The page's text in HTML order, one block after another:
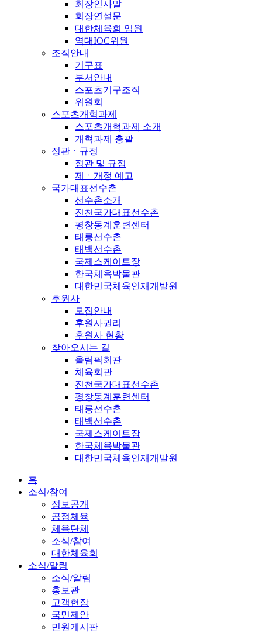
회장인사말
회장연설문
대한체육회 임원
역대IOC위원
조직안내
기구표
부서안내
스포츠기구조직
위원회
스포츠개혁과제
스포츠개혁과제 소개
개혁과제 총괄
정관ㆍ규정
정관 및 규정
제ㆍ개정 예고
국가대표선수촌
선수촌소개
진천국가대표선수촌
평창동계훈련센터
태릉선수촌
태백선수촌
국제스케이트장
한국체육박물관
대한민국체육인재개발원
후원사
모집안내
후원사권리
후원사 현황
찾아오시는 길
올림픽회관
체육회관
진천국가대표선수촌
평창동계훈련센터
태릉선수촌
태백선수촌
국제스케이트장
한국체육박물관
대한민국체육인재개발원
홈
소식/참여
정보공개
공정체육
체육단체
소식/참여
대한체육회
소식/알림
소식/알림
홍보관
고객헌장
국민제안
민원게시판